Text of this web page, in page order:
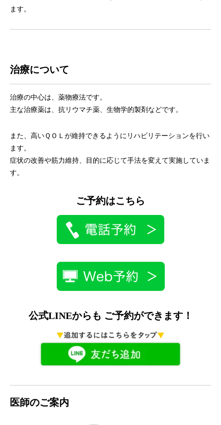
ます。
治療について
治療の中心は、薬物療法です。
主な治療薬は、抗リウマチ薬、生物学的製剤などです。
また、高いＱＯＬが維持できるようにリハビリテーションを行い
ます。
症状の改善や筋力維持、目的に応じて手法を変えて実施していま
す。
ご予約はこちら
公式LINEからも ご予約ができます！
医師のご案内